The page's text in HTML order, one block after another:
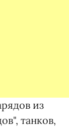
из
танков,